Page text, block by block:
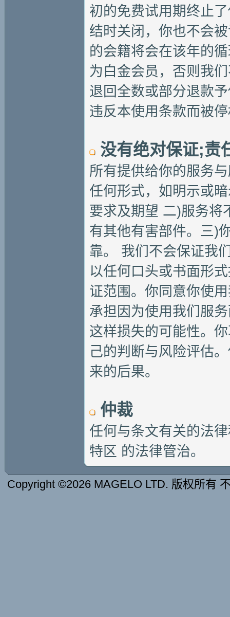
初的免费试用期终止
结时关闭，你也不会
的会籍将会在该年的
为白金会员，否则我
退回全数或部分退款
违反本使用条款而被
没有绝对保证;责
所有提供给你的服务
任何形式，如明示或
要求及期望 二)服务将
有其他有害部件。三)
靠。 我们不会保证我
以任何口头或书面形
证范围。你同意你使
承担因为使用我们服
这样损失的可能性。
己的判断与风险评估
来的后果。
仲裁
任何与条文有关的法
特区 的法律管治。
Copyright ©2026 MAGELO LTD. 版权所有